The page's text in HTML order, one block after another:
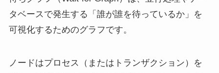
タベースで発生する「誰が誰を待っているか」を
可視化するためのグラフです。
ノードはプロセス（またはトランザクション）を